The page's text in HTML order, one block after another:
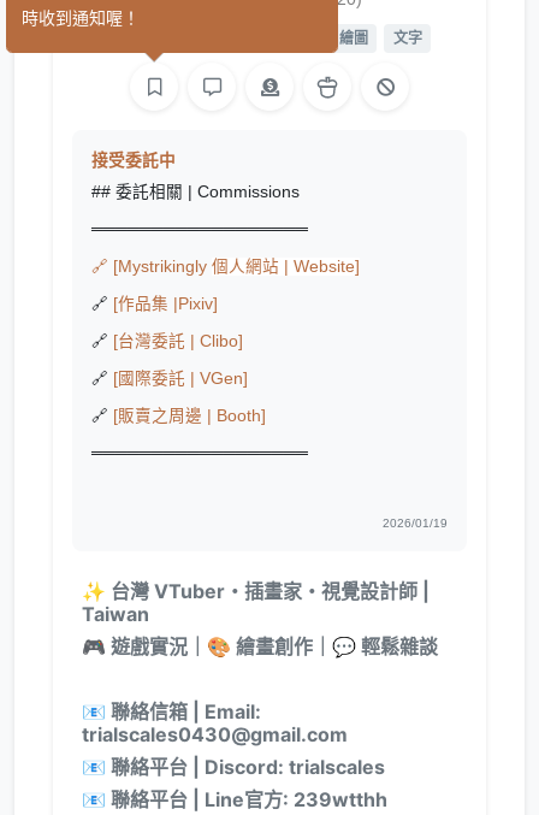
L2D 繪圖 文字
接受委託中
## 委託相關 | Commissions
══════════════════
🔗 [Mystrikingly 個人網站 | Website]
🔗 [作品集 |Pixiv]
🔗 [台灣委託 | Clibo]
🔗 [國際委託 | VGen]
🔗 [販賣之周邊 | Booth]
══════════════════
2026/01/19
✨ 台灣 VTuber・插畫家・視覺設計師 |
Taiwan
🎮 遊戲實況｜🎨 繪畫創作｜💬 輕鬆雜談
📧 聯絡信箱 | Email:
trialscales0430@gmail.com
📧 聯絡平台 | Discord: trialscales
📧 聯絡平台 | Line官方: 239wtthh
時收到通知喔！